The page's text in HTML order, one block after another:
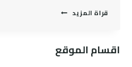
قراة المزيد احدث
–
صباغ
اقسام الموقع